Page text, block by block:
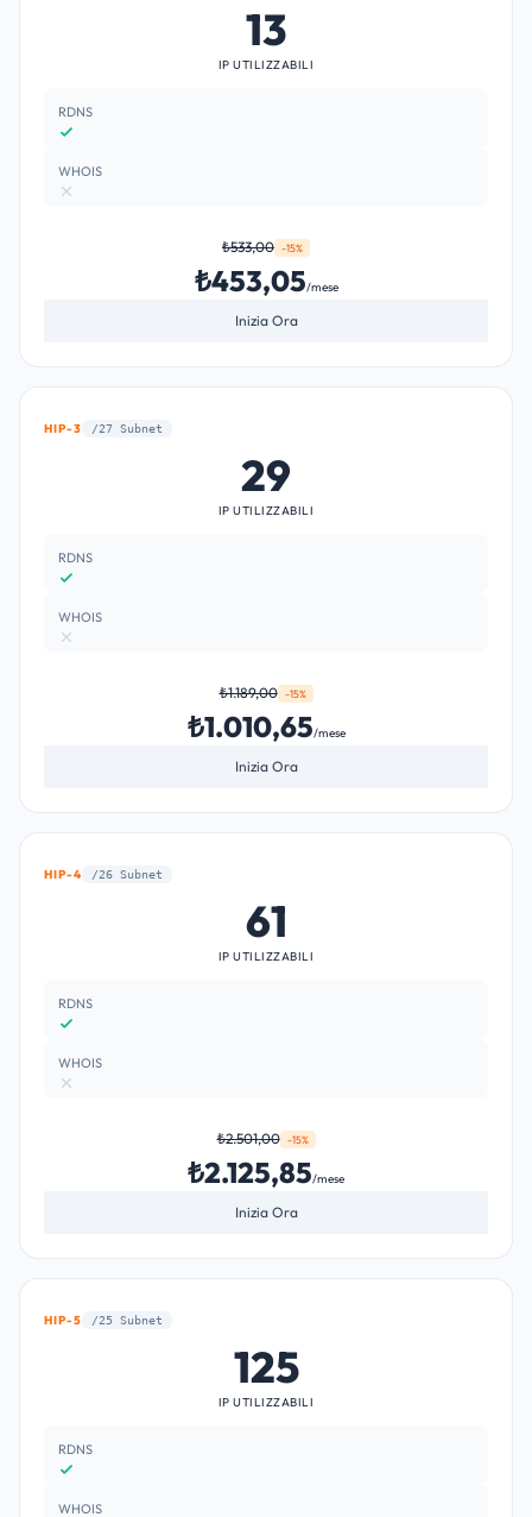
13
IP UTILIZZABILI
RDNS
WHOIS
₺533,00 -15%
₺453,05/mese
Inizia Ora
HIP-3 /27 Subnet
29
IP UTILIZZABILI
RDNS
WHOIS
₺1.189,00 -15%
₺1.010,65/mese
Inizia Ora
HIP-4 /26 Subnet
61
IP UTILIZZABILI
RDNS
WHOIS
₺2.501,00 -15%
₺2.125,85/mese
Inizia Ora
HIP-5 /25 Subnet
125
IP UTILIZZABILI
RDNS
WHOIS